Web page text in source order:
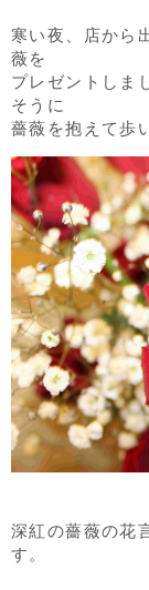
寒い夜、店から
薇を
プレゼントしま
そうに
薔薇を抱えて歩
深紅の薔薇の花
す。